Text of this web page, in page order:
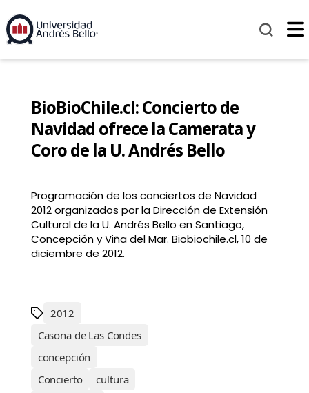
BioBioChile.cl: Concierto de
Navidad ofrece la Camerata y
Coro de la U. Andrés Bello
Programación de los conciertos de Navidad
2012 organizados por la Dirección de Extensión
Cultural de la U. Andrés Bello en Santiago,
Concepción y Viña del Mar. Biobiochile.cl, 10 de
diciembre de 2012.
2012
Casona de Las Condes
concepción
Concierto
cultura